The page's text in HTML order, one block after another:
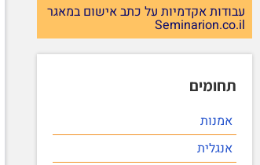
עבודות אקדמיות על כתב אישום במאגר
Seminarion.co.il
תחומים
אמנות
אנגלית